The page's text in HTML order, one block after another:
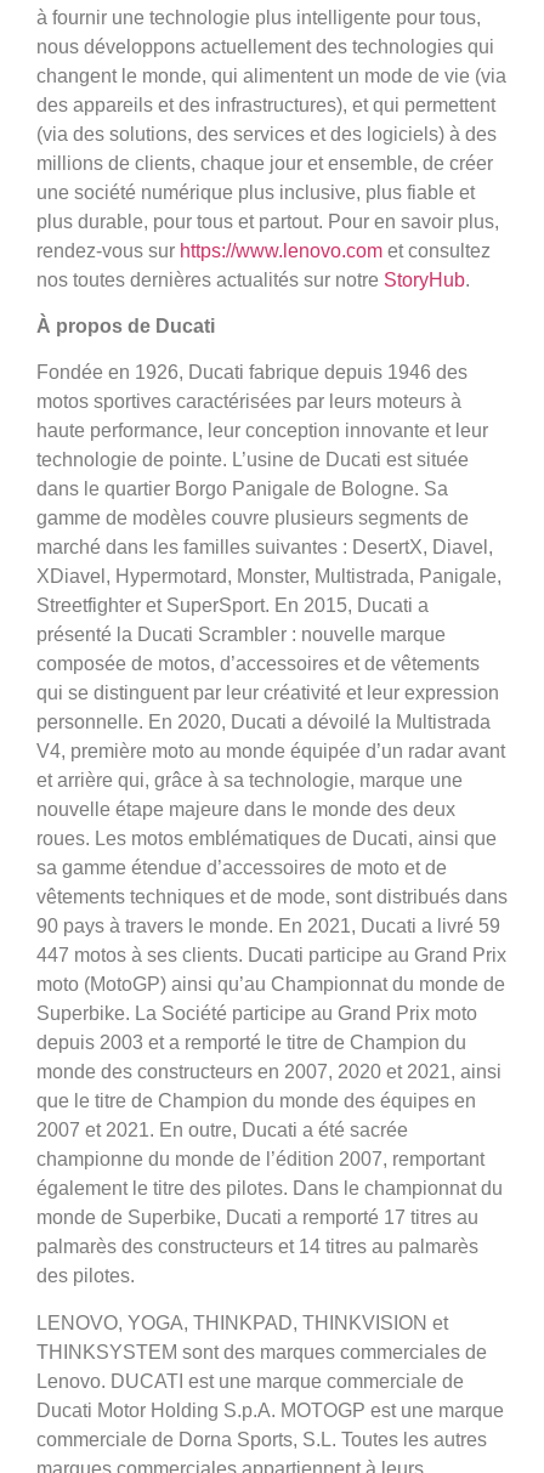
à fournir une technologie plus intelligente pour tous,
nous développons actuellement des technologies qui
changent le monde, qui alimentent un mode de vie (via
des appareils et des infrastructures), et qui permettent
(via des solutions, des services et des logiciels) à des
millions de clients, chaque jour et ensemble, de créer
une société numérique plus inclusive, plus fiable et
plus durable, pour tous et partout. Pour en savoir plus,
rendez-vous sur https://www.lenovo.com et consultez
nos toutes dernières actualités sur notre StoryHub.
À propos de Ducati
Fondée en 1926, Ducati fabrique depuis 1946 des
motos sportives caractérisées par leurs moteurs à
haute performance, leur conception innovante et leur
technologie de pointe. L’usine de Ducati est située
dans le quartier Borgo Panigale de Bologne. Sa
gamme de modèles couvre plusieurs segments de
marché dans les familles suivantes : DesertX, Diavel,
XDiavel, Hypermotard, Monster, Multistrada, Panigale,
Streetfighter et SuperSport. En 2015, Ducati a
présenté la Ducati Scrambler : nouvelle marque
composée de motos, d’accessoires et de vêtements
qui se distinguent par leur créativité et leur expression
personnelle. En 2020, Ducati a dévoilé la Multistrada
V4, première moto au monde équipée d’un radar avant
et arrière qui, grâce à sa technologie, marque une
nouvelle étape majeure dans le monde des deux
roues. Les motos emblématiques de Ducati, ainsi que
sa gamme étendue d’accessoires de moto et de
vêtements techniques et de mode, sont distribués dans
90 pays à travers le monde. En 2021, Ducati a livré 59
447 motos à ses clients. Ducati participe au Grand Prix
moto (MotoGP) ainsi qu’au Championnat du monde de
Superbike. La Société participe au Grand Prix moto
depuis 2003 et a remporté le titre de Champion du
monde des constructeurs en 2007, 2020 et 2021, ainsi
que le titre de Champion du monde des équipes en
2007 et 2021. En outre, Ducati a été sacrée
championne du monde de l’édition 2007, remportant
également le titre des pilotes. Dans le championnat du
monde de Superbike, Ducati a remporté 17 titres au
palmarès des constructeurs et 14 titres au palmarès
des pilotes.
LENOVO, YOGA, THINKPAD, THINKVISION et
THINKSYSTEM sont des marques commerciales de
Lenovo. DUCATI est une marque commerciale de
Ducati Motor Holding S.p.A. MOTOGP est une marque
commerciale de Dorna Sports, S.L. Toutes les autres
marques commerciales appartiennent à leurs